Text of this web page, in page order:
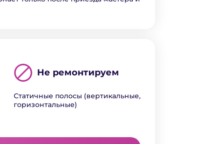
Не ремонтируем
Статичные полосы (вертикальные,
горизонтальные)